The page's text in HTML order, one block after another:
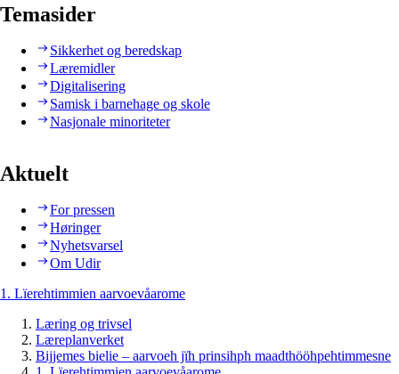
Temasider
Sikkerhet og beredskap
Læremidler
Digitalisering
Samisk i barnehage og skole
Nasjonale minoriteter
Aktuelt
For pressen
Høringer
Nyhetsvarsel
Om Udir
1. Lïerehtimmien aarvoevåarome
Læring og trivsel
Læreplanverket
Bijjemes bielie – aarvoeh jïh prinsihph maadthööhpehtimmesne